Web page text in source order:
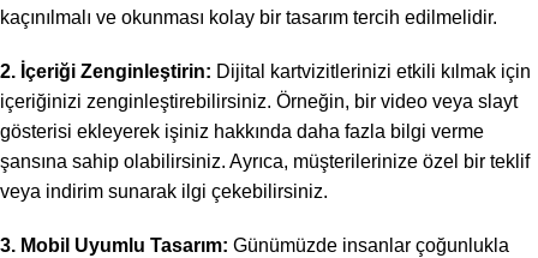
kaçınılmalı ve okunması kolay bir tasarım tercih edilmelidir.
2. İçeriği Zenginleştirin: Dijital kartvizitlerinizi etkili kılmak için
içeriğinizi zenginleştirebilirsiniz. Örneğin, bir video veya slayt
gösterisi ekleyerek işiniz hakkında daha fazla bilgi verme
şansına sahip olabilirsiniz. Ayrıca, müşterilerinize özel bir teklif
veya indirim sunarak ilgi çekebilirsiniz.
3. Mobil Uyumlu Tasarım: Günümüzde insanlar çoğunlukla